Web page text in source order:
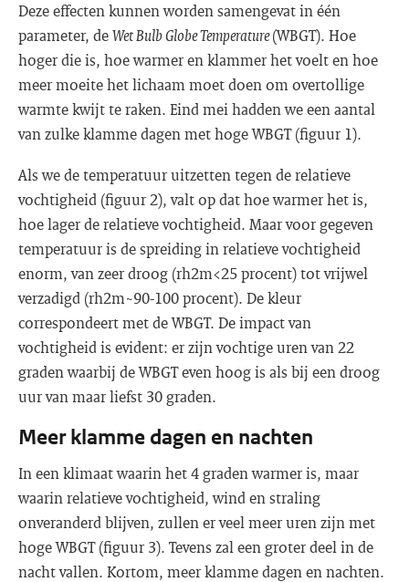
Deze effecten kunnen worden samengevat in één
parameter, deWet Bulb Globe Temperature(WBGT). Hoe
hoger die is, hoe warmer en klammer het voelt en hoe
meer moeite het lichaam moet doen om overtollige
warmte kwijt te raken. Eind mei hadden we een aantal
van zulke klamme dagen met hoge WBGT (figuur 1).
Als we de temperatuur uitzetten tegen de relatieve
vochtigheid (figuur 2), valt op dat hoe warmer het is,
hoe lager de relatieve vochtigheid. Maar voor gegeven
temperatuur is de spreiding in relatieve vochtigheid
enorm, van zeer droog (rh2m<25 procent) tot vrijwel
verzadigd (rh2m~90-100 procent). De kleur
correspondeert met de WBGT. De impact van
vochtigheid is evident: er zijn vochtige uren van 22
graden waarbij de WBGT even hoog is als bij een droog
uur van maar liefst 30 graden.
Meer klamme dagen en nachten
In een klimaat waarin het 4 graden warmer is, maar
waarin relatieve vochtigheid, wind en straling
onveranderd blijven, zullen er veel meer uren zijn met
hoge WBGT (figuur 3). Tevens zal een groter deel in de
nacht vallen. Kortom, meer klamme dagen en nachten.